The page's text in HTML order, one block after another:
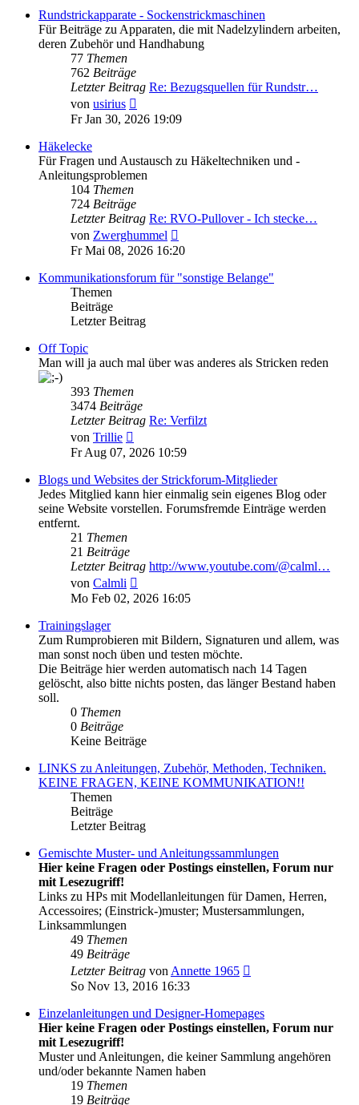
Rundstrickapparate - Sockenstrickmaschinen
Für Beiträge zu Apparaten, die mit Nadelzylindern arbeiten,
deren Zubehör und Handhabung
77 Themen
762 Beiträge
Letzter Beitrag Re: Bezugsquellen für Rundstr…
von usirius
Beitrag
Fr Jan 30, 2026 19:09
Häkelecke
Für Fragen und Austausch zu Häkeltechniken und -
Anleitungsproblemen
104 Themen
724 Beiträge
Letzter Beitrag Re: RVO-Pullover - Ich stecke…
von Zwerghummel
Beitrag
Fr Mai 08, 2026 16:20
Kommunikationsforum für "sonstige Belange"
Themen
Beiträge
Letzter Beitrag
Off Topic
Man will ja auch mal über was anderes als Stricken reden
393 Themen
3474 Beiträge
Letzter Beitrag Re: Verfilzt
von Trillie
Beitrag
Fr Aug 07, 2026 10:59
Blogs und Websites der Strickforum-Mitglieder
Jedes Mitglied kann hier einmalig sein eigenes Blog oder
seine Website vorstellen. Forumsfremde Einträge werden
entfernt.
21 Themen
21 Beiträge
Letzter Beitrag http://www.youtube.com/@calml…
von Calmli
Beitrag
Mo Feb 02, 2026 16:05
Trainingslager
Zum Rumprobieren mit Bildern, Signaturen und allem, was
man sonst noch üben und testen möchte.
Die Beiträge hier werden automatisch nach 14 Tagen
gelöscht, also bitte nichts posten, das länger Bestand haben
soll.
0 Themen
0 Beiträge
Keine Beiträge
LINKS zu Anleitungen, Zubehör, Methoden, Techniken.
KEINE FRAGEN, KEINE KOMMUNIKATION!!
Themen
Beiträge
Letzter Beitrag
Gemischte Muster- und Anleitungssammlungen
Hier keine Fragen oder Postings einstellen, Forum nur
mit Lesezugriff!
Links zu HPs mit Modellanleitungen für Damen, Herren,
Accessoires; (Einstrick-)muster; Mustersammlungen,
Linksammlungen
49 Themen
49 Beiträge
Letzter Beitrag vonAnnette 1965
So Nov 13, 2016 16:33
Einzelanleitungen und Designer-Homepages
Hier keine Fragen oder Postings einstellen, Forum nur
mit Lesezugriff!
Muster und Anleitungen, die keiner Sammlung angehören
und/oder bekannte Namen haben
19 Themen
19 Beiträge